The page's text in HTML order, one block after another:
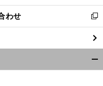
開
く
わせ
新
し
い
ウ
ィ
ン